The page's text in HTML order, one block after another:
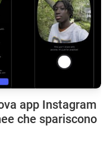
app Instagram
che spariscono